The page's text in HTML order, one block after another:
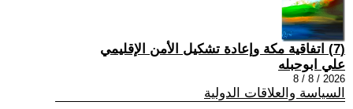
(7) اتفاقية مكة وإعادة تشكيل الأمن الإقليمي
علي ابوحبله
2026 / 8 / 8
السياسة والعلاقات الدولية